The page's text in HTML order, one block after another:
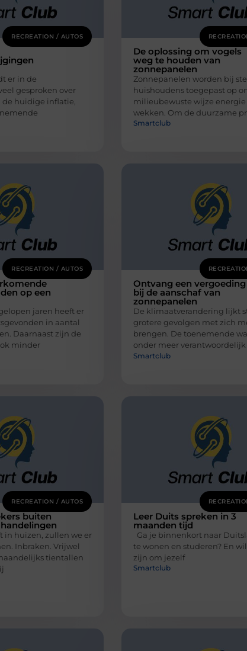
RECREATION / AUTOS
er in de
gesproken over
huidige inflatie,
De oplossing om vogels
weg te houden van
zonnepanelen
Zonnepanelen worden bij
huishoudens toegepast op
milieubewuste wijze energie
wekken. Om de duurzame
Smartclub
RECREATION / AUTOS
op een
jaren heeft er
in aantal
Daarnaast zijn de
minder
Ontvang een vergoeding
bij de aanschaf van
zonnepanelen
De klimaatverandering lijkt
grotere gevolgen met zich
brengen. De toenemende
onder meer verantwoordelijk
Smartclub
RECREATION / AUTOS
buiten
in huizen, zullen we er
Inbraken. Vrijwel
tientallen
Leer Duits spreken in 3
maanden tijd
Ga je binnenkort naar
te wonen en studeren? En
zijn om jezelf
Smartclub